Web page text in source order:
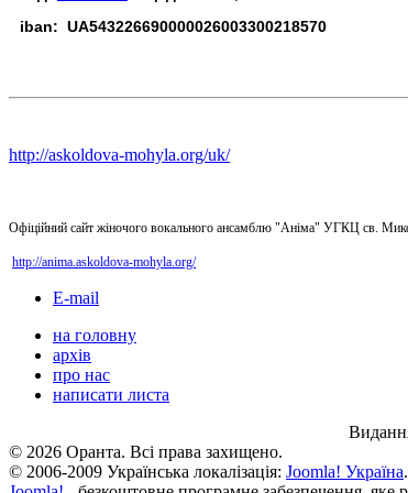
iban: UA543226690000026003300218570
http://askoldova-mohyla.org/uk/
Офіційний сайт жіночого вокального ансамблю "Аніма" УГКЦ св.
http://anima.askoldova-mohyla.org/
E-mail
на головну
архів
про нас
написати листа
© 2026 Оранта. Всі права захищено.
© 2006-2009 Українська локалізація: Joomla! Україна